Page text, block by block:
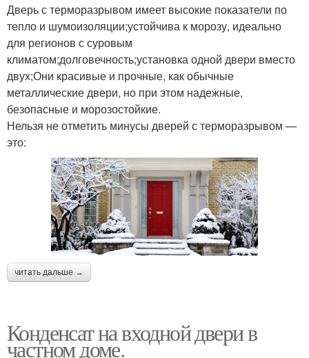
Дверь с терморазрывом имеет высокие показатели по
тепло и шумоизоляции;устойчива к морозу, идеально
для регионов с суровым
климатом;долговечность;установка одной двери вместо
двух;Они красивые и прочные, как обычные
металлические двери, но при этом надежные,
безопасные и морозостойкие.
Нельзя не отметить минусы дверей с терморазрывом —
это:
читать дальше →
Конденсат на входной двери в
частном доме.